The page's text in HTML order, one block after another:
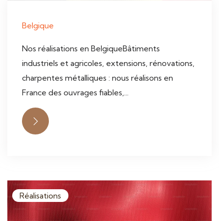
Belgique
Nos réalisations en BelgiqueBâtiments
industriels et agricoles, extensions, rénovations,
charpentes métalliques : nous réalisons en
France des ouvrages fiables,...
Réalisations